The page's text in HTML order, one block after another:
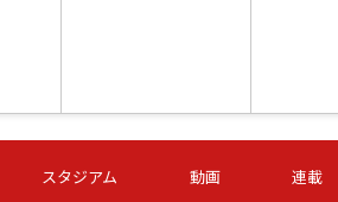
第16節 09/06 (日) 15:00 第16節
スタジアム 動画 連載